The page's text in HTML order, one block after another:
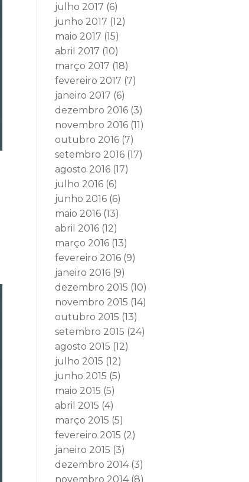
julho 2017 (6)
junho 2017 (12)
maio 2017 (15)
abril 2017 (10)
março 2017 (18)
fevereiro 2017 (7)
janeiro 2017 (6)
dezembro 2016 (3)
novembro 2016 (11)
outubro 2016 (7)
setembro 2016 (17)
agosto 2016 (17)
julho 2016 (6)
junho 2016 (6)
maio 2016 (13)
abril 2016 (12)
março 2016 (13)
fevereiro 2016 (9)
janeiro 2016 (9)
dezembro 2015 (10)
novembro 2015 (14)
outubro 2015 (13)
setembro 2015 (24)
agosto 2015 (12)
julho 2015 (12)
junho 2015 (5)
maio 2015 (5)
abril 2015 (4)
março 2015 (5)
fevereiro 2015 (2)
janeiro 2015 (3)
dezembro 2014(3)
novembro 2014(8)